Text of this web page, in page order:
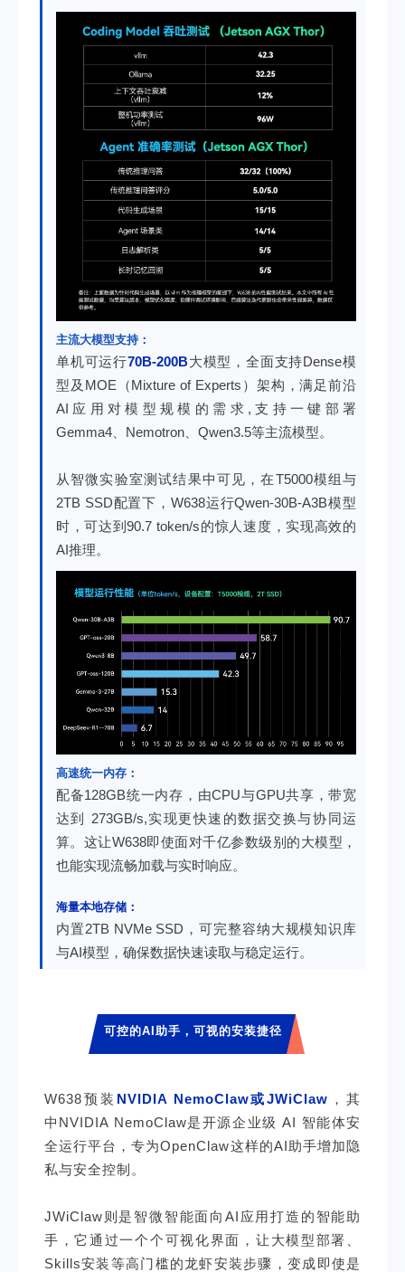
主流大模型支持：
单机可运行70B-200B大模型，全面支持Dense模
型及MOE（Mixture of Experts）架构，满足前沿
AI应用对模型规模的需求,支持一键部署
Gemma4、Nemotron、Qwen3.5等主流模型。
从智微实验室测试结果中可见，在T5000模组与
2TB SSD配置下，W638运行Qwen-30B-A3B模型
时，可达到90.7 token/s的惊人速度，实现高效的
AI推理。
高速统一内存：
配备128GB统一内存，由CPU与GPU共享，带宽
达到 273GB/s,实现更快速的数据交换与协同运
算。这让W638即使面对千亿参数级别的大模型，
也能实现流畅加载与实时响应。
海量本地存储：
内置2TB NVMe SSD，可完整容纳大规模知识库
与AI模型，确保数据快速读取与稳定运行。
可控的AI助手，可视的安装捷径
W638预装 NVIDIA NemoClaw或JWiClaw ，其
中NVIDIA NemoClaw是开源企业级 AI 智能体安
全运行平台，专为OpenClaw这样的AI助手增加隐
私与安全控制。
JWiClaw则是智微智能面向AI应用打造的智能助
手，它通过一个个可视化界面，让大模型部署、
Skills安装等高门槛的龙虾安装步骤，变成即使是